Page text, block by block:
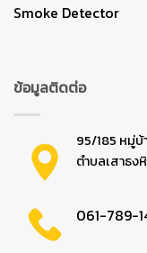
Smoke Detector
ข้อมูลติดต่อ
95/185 หมู่บ้
ตำบลเสาธง
061-789-